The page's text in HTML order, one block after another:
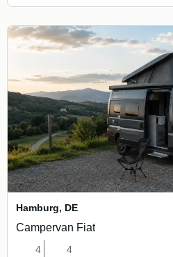
Hamburg, DE
Campervan Fiat
4 4